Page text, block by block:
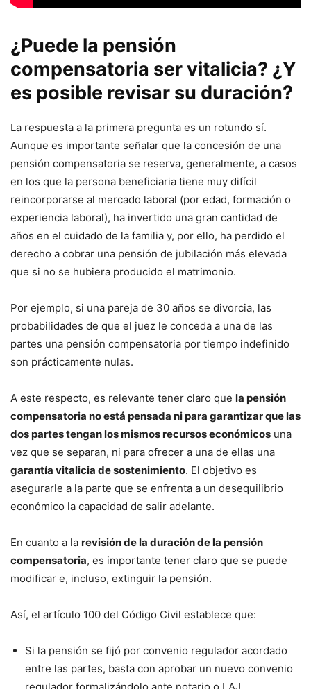
¿Puede la pensión
compensatoria ser vitalicia? ¿Y
es posible revisar su duración?
La respuesta a la primera pregunta es un rotundo sí.
Aunque es importante señalar que la concesión de una
pensión compensatoria se reserva, generalmente, a casos
en los que la persona beneficiaria tiene muy difícil
reincorporarse al mercado laboral (por edad, formación o
experiencia laboral), ha invertido una gran cantidad de
años en el cuidado de la familia y, por ello, ha perdido el
derecho a cobrar una pensión de jubilación más elevada
que si no se hubiera producido el matrimonio.
Por ejemplo, si una pareja de 30 años se divorcia, las
probabilidades de que el juez le conceda a una de las
partes una pensión compensatoria por tiempo indefinido
son prácticamente nulas.
A este respecto, es relevante tener claro que la pensión
compensatoria no está pensada ni para garantizar que las
dos partes tengan los mismos recursos económicos una
vez que se separan, ni para ofrecer a una de ellas una
garantía vitalicia de sostenimiento. El objetivo es
asegurarle a la parte que se enfrenta a un desequilibrio
económico la capacidad de salir adelante.
En cuanto a la revisión de la duración de la pensión
compensatoria, es importante tener claro que se puede
modificar e, incluso, extinguir la pensión.
Así, el artículo 100 del Código Civil establece que:
Si la pensión se fijó por convenio regulador acordado
entre las partes, basta con aprobar un nuevo convenio